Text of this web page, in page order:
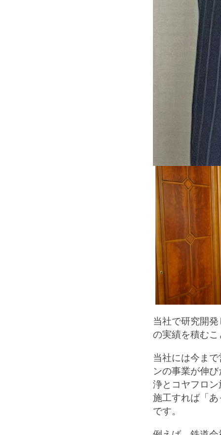
当社で研究開
の実績を積む
当社には今ま
ンの事業が伸
浄とコヤフロ
施工すれば「
です。